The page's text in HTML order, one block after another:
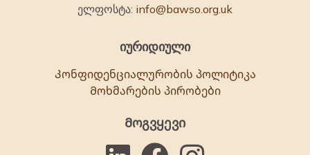
ელფოსტა: info@bawso.org.uk
იურიდიული
Კონფიდენციალურობის პოლიტიკა
Მოხმარების პირობები
Მოგვყევი